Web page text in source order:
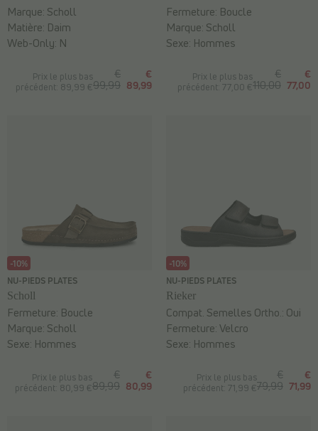
Prix le plus bas
précédent: 89,99 €
€
99,99
€
89,99
Marque: Scholl
Matière: Daim
Web-Only: N
Prix le plus bas
précédent: 77,00 €
€
110,00
€
77,00
Fermeture: Boucle
Marque: Scholl
Sexe: Hommes
-10%
NU-PIEDS PLATES
Scholl
Prix le plus bas
précédent: 80,99 €
€
89,99
€
80,99
Fermeture: Boucle
Marque: Scholl
Sexe: Hommes
-10%
NU-PIEDS PLATES
Rieker
Prix le plus bas
précédent: 71,99 €
€
79,99
€
71,99
Compat. Semelles Ortho.: Oui
Fermeture:Velcro
Sexe: Hommes